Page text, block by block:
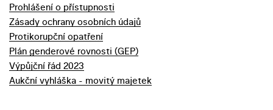
Prohlášení o přístupnosti
Zásady ochrany osobních údajů
Protikorupční opatření
Plán genderové rovnosti (GEP)
Výpůjční řád 2023
Aukční vyhláška - movitý majetek